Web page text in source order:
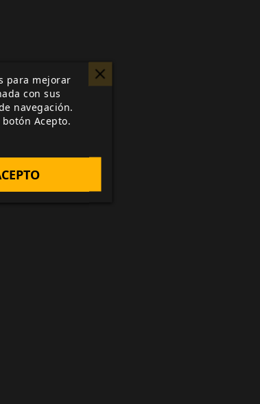
por etiquetas
para mejorar
con sus
navegación.
Acepto.